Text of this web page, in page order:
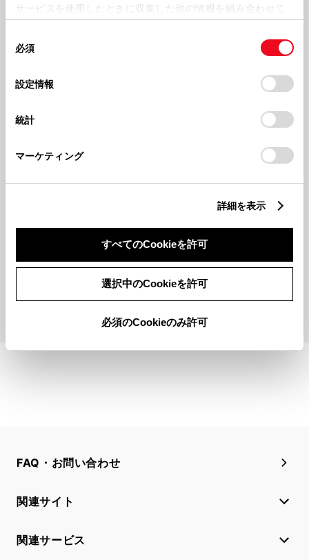
サービスを使用したときに収集した他の情報を組み合わせて
使用することがあります。当ウェブサイトの使用を続行する
デバイスにすべてのCookie(クッキー)が保存されることに同
意したことになります。Cookie(クッキー)のオプトアウト、
設定の変更、同意を撤回したりするにあたっては、当社の
「Cookie（クッキー）情報の取り扱いについて
」をご覧くだ
必須
設定情報
統計
マーケティング
詳細を表示
すべてのCookieを許可
選択中のCookieを許可
必須のCookieのみ許可
202664
【三田マイカーセンター】キッズ
コーナー変わりました！
もっとみる
FAQ・お問い合わせ
関連サイト
関連サービス